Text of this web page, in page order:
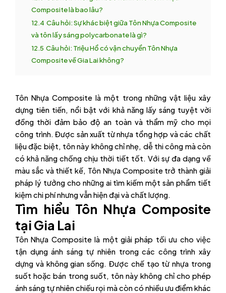
Composite là bao lâu?
12.4 Câu hỏi: Sự khác biệt giữa Tôn Nhựa Composite
và tôn lấy sáng polycarbonate là gì?
12.5 Câu hỏi: Triệu Hổ có vận chuyển Tôn Nhựa
Composite về Gia Lai không?
Tôn Nhựa Composite là một trong những vật liệu xây
dựng tiên tiến, nổi bật với khả năng lấy sáng tuyệt vời
đồng thời đảm bảo độ an toàn và thẩm mỹ cho mọi
công trình. Được sản xuất từ nhựa tổng hợp và các chất
liệu đặc biệt, tôn này không chỉ nhẹ, dễ thi công mà còn
có khả năng chống chịu thời tiết tốt. Với sự đa dạng về
màu sắc và thiết kế, Tôn Nhựa Composite trở thành giải
pháp lý tưởng cho những ai tìm kiếm một sản phẩm tiết
kiệm chi phí nhưng vẫn hiện đại và chất lượng.
Tìm hiểu Tôn Nhựa Composite
tại Gia Lai
Tôn Nhựa Composite là một giải pháp tối ưu cho việc
tận dụng ánh sáng tự nhiên trong các công trình xây
dựng và không gian sống. Được chế tạo từ nhựa trong
suốt hoặc bán trong suốt, tôn này không chỉ cho phép
ánh sáng tự nhiên chiếu rọi mà còn có nhiều ưu điểm khác